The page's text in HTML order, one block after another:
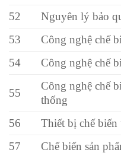
52
Nguyên lý bảo
53
Công nghệ chế
54
Công nghệ chế
55
Công nghệ chế
thống
56
Thiết bị chế biến
57
Chế biến sản